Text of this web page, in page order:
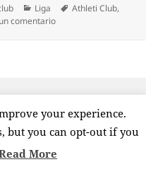
Categorías
Liga Etiquetas
Athleti Club,
comentarioen Athletic
your experience.
but you can opt-out if you
More